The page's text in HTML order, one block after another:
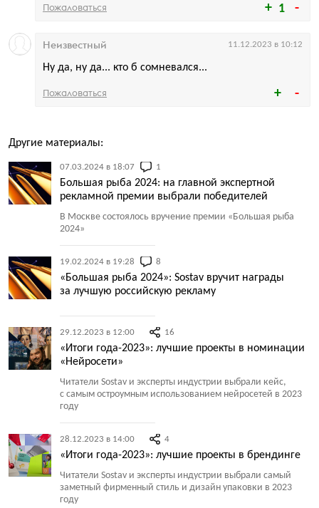
1
Пожаловаться
Ну да, ну да... кто б сомневался...
Неизвестный 11.12.2023 в 10:12
Пожаловаться
Другие материалы:
07.03.2024 в 18:07 1
Большая рыба 2024: на главной экспертной
рекламной премии выбрали победителей
В Москве состоялось вручение премии «Большая рыба
2024»
19.02.2024 в 19:28 8
«Большая рыба 2024»: Sostav вручит награды
за лучшую российскую рекламу
29.12.2023 в 12:00 16
«Итоги года-2023»: лучшие проекты в номинации
«Нейросети»
Читатели Sostav и эксперты индустрии выбрали кейс,
с самым остроумным использованием нейросетей в 2023
году
28.12.2023 в 14:00 4
«Итоги года-2023»: лучшие проекты в брендинге
Читатели Sostav и эксперты индустрии выбрали самый
заметный фирменный стиль и дизайн упаковки в 2023
году